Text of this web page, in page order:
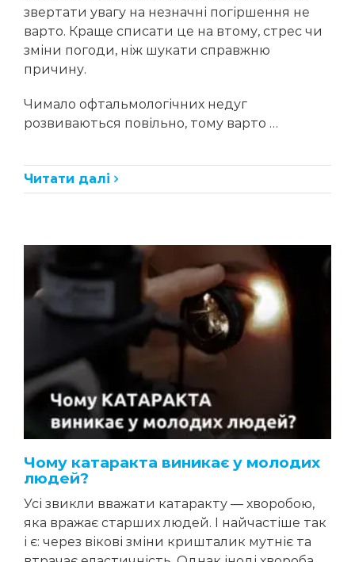
звертати увагу на незначні погіршення не
варто. Краще списати це на втому, стрес чи
зміни погоди, ніж шукати справжню
причину.
Чимало офтальмологічних недуг
розвиваються повільно, тому варто …
Читати далі
Чому катаракта виникає у молодих
людей?
Усі звикли вважати катаракту — хворобою,
яка вражає старших людей. І найчастіше так
і є: через вікові зміни кришталик мутніє та